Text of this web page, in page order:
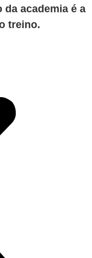
academia é a
treino.